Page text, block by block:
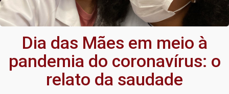
Dia das Mães em meio à
pandemia do coronavírus: o
relato da saudade